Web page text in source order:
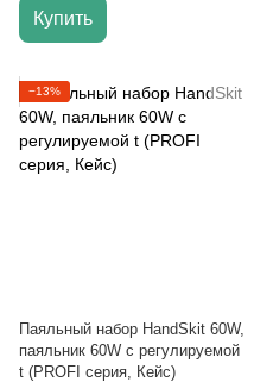
Купить
−13%
Паяльный набор HandSkit 60W,
паяльник 60W с регулируемой
t (PROFI серия, Кейс)